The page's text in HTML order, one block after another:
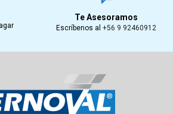
Te Asesoramos
Escríbenos al +56 9 92460912